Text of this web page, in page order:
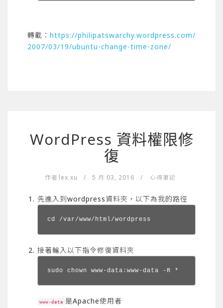
轉載： https://philipatswarchy.wordpress.com/
2007/03/19/ubuntu-change-time-zone/
WordPress 資料權限修
復
作者 lex.xu / 5 月 03, 2016 / 心得筆記
先進入到wordpress資料夾，以下為我的路徑
cd /var/www/html/wordpress
接著輸入以下指令修復資料夾
sudo chown www-data:www-data -R *
www-data 是Apache使用者